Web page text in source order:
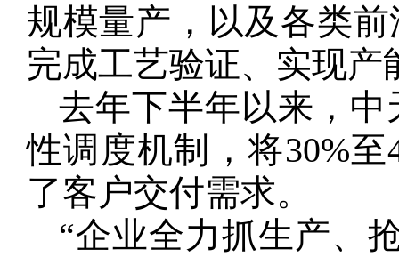
规模量产，以及各类
完成工艺验证、实现产
去年下半年以来，
性调度机制，将30%
了客户交付需求。
“企业全力抓生产、